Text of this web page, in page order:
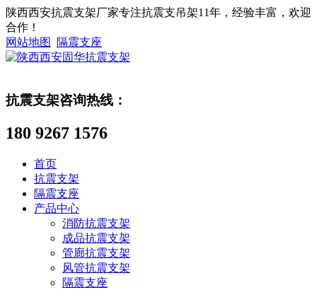
陕西西安抗震支架厂家专注抗震支吊架11年，经验丰富，欢迎
合作！
网站地图
隔震支座
抗震支架咨询热线：
180 9267 1576
首页
抗震支架
隔震支座
产品中心
消防抗震支架
成品抗震支架
管廊抗震支架
风管抗震支架
隔震支座